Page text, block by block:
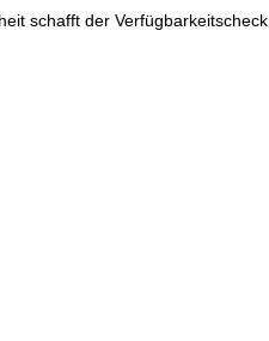
schafft der Verfügbarkeitscheck,